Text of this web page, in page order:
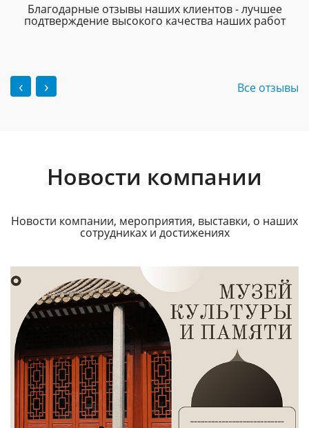
Благодарные отзывы наших клиентов - лучшее
подтверждение высокого качества наших работ
‹ › Все отзывы
Новости компании
Новости компании, мероприятия, выставки, о наших
сотрудниках и достижениях